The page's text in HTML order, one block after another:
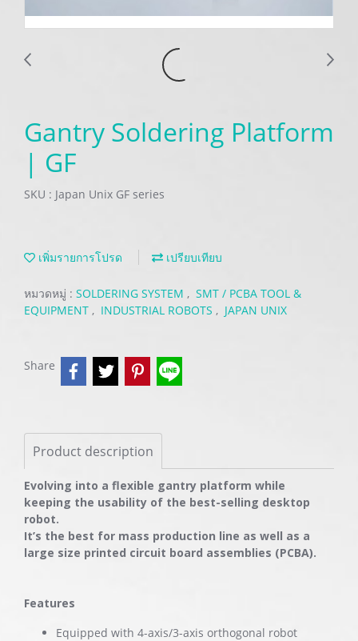
Gantry Soldering Platform
| GF
SKU : Japan Unix GF series
เพิ่มรายการโปรด เปรียบเทียบ
หมวดหมู่ : SOLDERING SYSTEM , SMT / PCBA TOOL &
EQUIPMENT , INDUSTRIAL ROBOTS , JAPAN UNIX
Share
Product description
Evolving into a flexible gantry platform while
keeping the usability of the best-selling desktop
robot.
It’s the best for mass production line as well as a
large size printed circuit board assemblies (PCBA).
Features
Equipped with 4-axis/3-axis orthogonal robot